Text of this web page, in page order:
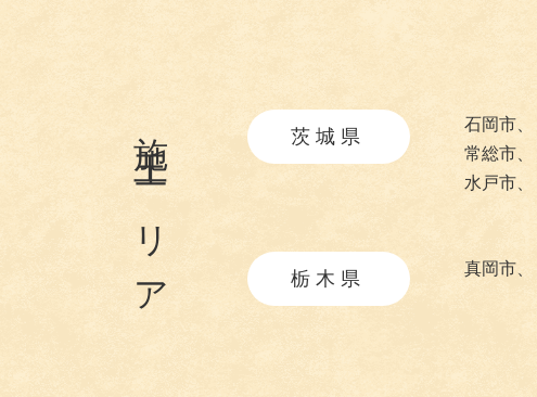
施工エリア 茨城県
石岡市、
常総市、
水戸市、
栃木県 真岡市、